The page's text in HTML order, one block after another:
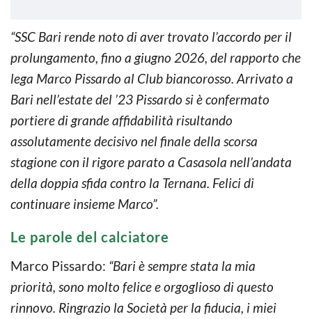
“SSC Bari rende noto di aver trovato l’accordo per il
prolungamento, fino a giugno 2026, del rapporto che
lega Marco Pissardo al Club biancorosso. Arrivato a
Bari nell’estate del ’23 Pissardo si è confermato
portiere di grande affidabilità risultando
assolutamente decisivo nel finale della scorsa
stagione con il rigore parato a Casasola nell’andata
della doppia sfida contro la Ternana. Felici di
continuare insieme Marco”.
Le parole del calciatore
Marco Pissardo: “Bari è sempre stata la mia
priorità, sono molto felice e orgoglioso di questo
rinnovo. Ringrazio la Società per la fiducia, i miei